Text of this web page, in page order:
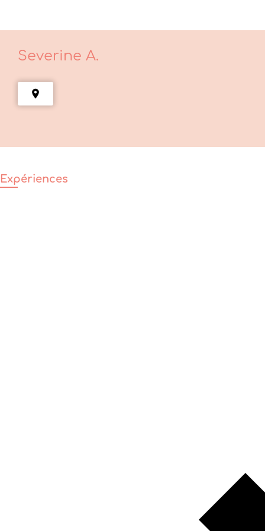
Severine A.
Expériences